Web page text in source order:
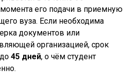
его подачи в приемную
вуза. Если необходима
документов или
организацией, срок
до45 дней, о чём студент